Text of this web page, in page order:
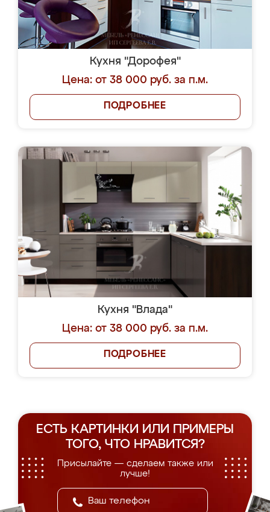
Кухня "Дорофея"
Цена: от 38 000 руб. за п.м.
ПОДРОБНЕЕ
Кухня "Влада"
Цена: от 38 000 руб. за п.м.
ПОДРОБНЕЕ
ЕСТЬ КАРТИНКИ ИЛИ ПРИМЕРЫ
ТОГО, ЧТО НРАВИТСЯ?
Присылайте — сделаем также или
лучше!